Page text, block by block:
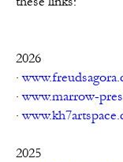
2026
·
· www.marrow-
·
2025